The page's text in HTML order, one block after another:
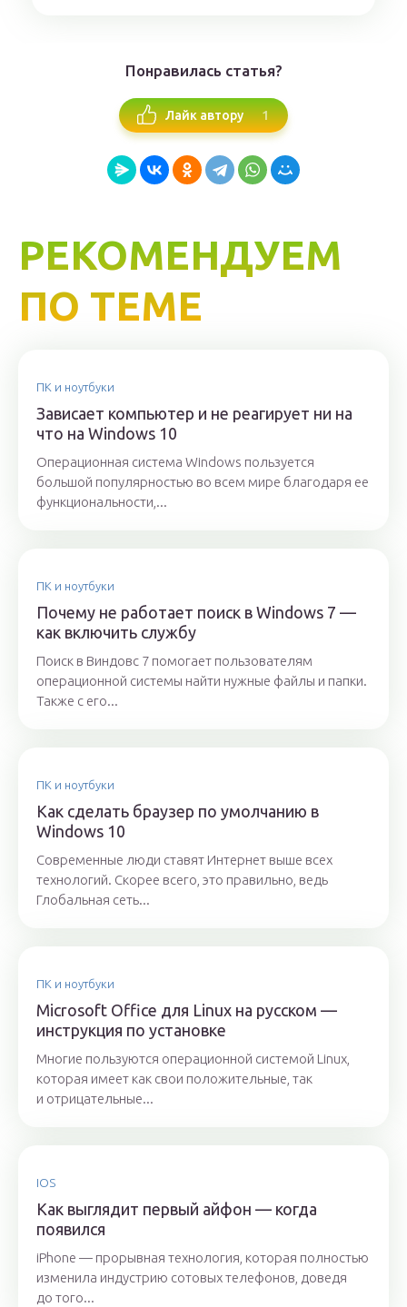
Понравилась статья?
Лайк автору 1
РЕКОМЕНДУЕМ
ПО ТЕМЕ
ПК и ноутбуки
Зависает компьютер и не реагирует ни на
что на Windows 10
Операционная система Windows пользуется
большой популярностью во всем мире благодаря ее
функциональности,...
ПК и ноутбуки
Почему не работает поиск в Windows 7 —
как включить службу
Поиск в Виндовс 7 помогает пользователям
операционной системы найти нужные файлы и папки.
Также с его...
ПК и ноутбуки
Как сделать браузер по умолчанию в
Windows 10
Современные люди ставят Интернет выше всех
технологий. Скорее всего, это правильно, ведь
Глобальная сеть...
ПК и ноутбуки
Microsoft Office для Linux на русском —
инструкция по установке
Многие пользуются операционной системой Linux,
которая имеет как свои положительные, так
и отрицательные...
IOS
Как выглядит первый айфон — когда
появился
iPhone — прорывная технология, которая полностью
изменила индустрию сотовых телефонов, доведя
до того...